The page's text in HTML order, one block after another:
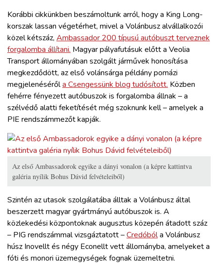
BLOG
ARCHÍVUM
WEBSHOP
BELÉPÉS
REGISZTRÁCIÓ
Korábbi cikkünkben beszámoltunk arról, hogy a King Long-
korszak lassan végetérhet, mivel a Volánbusz alvállalkozói
közel kétszáz, Ambassador 200 típusú autóbuszt terveznek
forgalomba állítani. Magyar pályafutásuk előtt a Veolia
Transport állományában szolgált járművek honosítása
megkezdődött, az első volánsárga példány pomázi
megjelenésérőla Csengessünk blog tudósított. Közben
fehérre fényezett autóbuszok is forgalomba állnak – a
szélvédő alatti feketítését még szoknunk kell – amelyek a
PIE rendszámmezőt kapják.
Az első Ambassadorok egyike a dányi vonalon (a képre kattintva
galéria nyílik Bohus Dávid felvételeiből)
Szintén az utasok szolgálatába álltak a Volánbusz által
beszerzett magyar gyártmányú autóbuszok is. A
közlekedési központoknak augusztus közepén átadott száz
– PIG rendszámmal vizsgáztatott –Credóbóla Volánbusz
húsz Inovellt és négy Econellt vett állományba, amelyeket a
fóti és monori üzemegységek fognak üzemeltetni.